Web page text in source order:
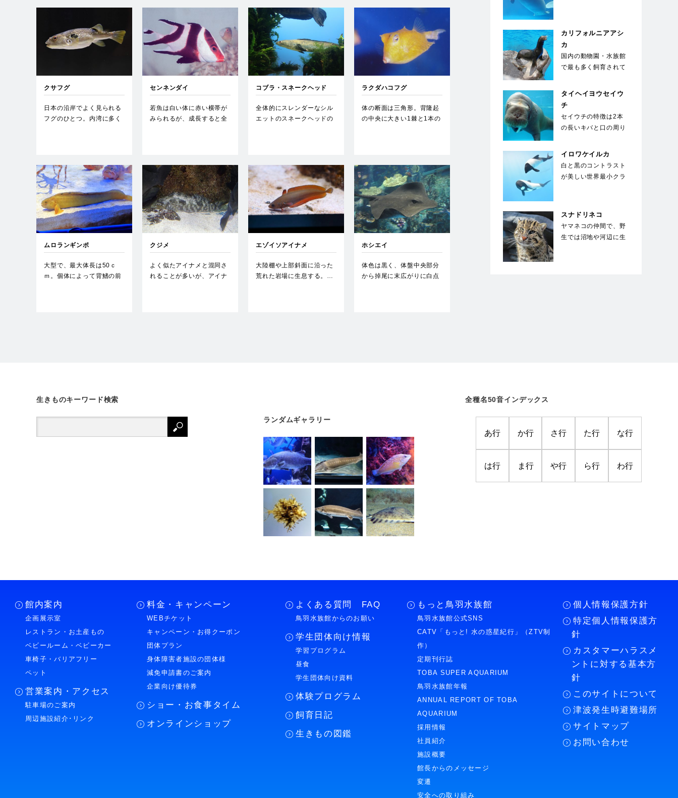
クサフグ
日本の沿岸でよく見られる
フグのひとつ。内湾に多く
センネンダイ
若魚は白い体に赤い横帯が
みられるが、成長すると全
コブラ・スネークヘッド
全体的にスレンダーなシル
エットのスネークヘッドの
ラクダハコフグ
体の断面は三角形。背隆起
の中央に大きい1棘と1本の
ムロランギンポ
大型で、最大体長は50ｃ
ｍ。個体によって背鰭の前
クジメ
よく似たアイナメと混同さ
れることが多いが、アイナ
エゾイソアイナメ
大陸棚や上部斜面に沿った
荒れた岩場に生息する。…
ホシエイ
体色は黒く、体盤中央部分
から掉尾に末広がりに白点
カリフォルニアアシ
カ
国内の動物園・水族館
で最も多く飼育されて
動能力が高く俊敏な
タイヘイヨウセイウ
チ
セイウチの特徴は2本
の長いキバと口の周り
ゲ。キバは上顎の犬…
イロワケイルカ
白と黒のコントラスト
が美しい世界最小クラ
スナドリネコ
ヤマネコの仲間で、野
生では沼地や河辺に生
生きものキーワード検索 全種名50音インデックス
あ行 か行 さ行 た行 な行
は行 ま行 や行 ら行 わ行
ランダムギャラリー
館内案内
企画展示室
レストラン・お土産もの
ベビールーム・ベビーカー
車椅子・バリアフリー
ペット
営業案内・アクセス
駐車場のご案内
周辺施設紹介･リンク
料金・キャンペーン
WEBチケット
キャンペーン・お得クーポン
団体プラン
身体障害者施設の団体様
減免申請書のご案内
企業向け優待券
ショー・お食事タイム
オンラインショップ
よくある質問 FAQ
鳥羽水族館からのお願い
学生団体向け情報
学習プログラム
昼食
学生団体向け資料
体験プログラム
飼育日記
生きもの図鑑
もっと鳥羽水族館
鳥羽水族館公式SNS
CATV「もっと! 水の惑星紀行」（ZTV制
作）
定期刊行誌
TOBA SUPER AQUARIUM
鳥羽水族館年報
ANNUAL REPORT OF TOBA
AQUARIUM
採用情報
社員紹介
施設概要
館長からのメッセージ
変遷
安全への取り組み
個人情報保護方針
特定個人情報保護方
針
カスタマーハラスメ
ントに対する基本方
針
このサイトについて
津波発生時避難場所
サイトマップ
お問い合わせ